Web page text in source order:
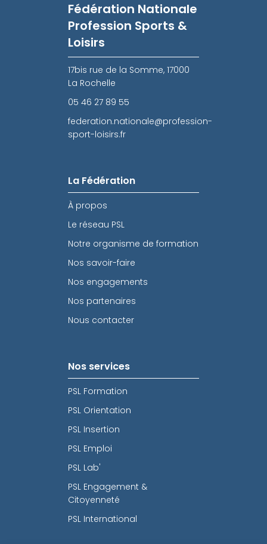
Fédération Nationale
Profession Sports &
Loisirs
17bis rue de la Somme, 17000
La Rochelle
05 46 27 89 55
federation.nationale@profession-
sport-loisirs.fr
La Fédération
À propos
Le réseau PSL
Notre organisme de formation
Nos savoir-faire
Nos engagements
Nos partenaires
Nous contacter
Nos services
PSL Formation
PSL Orientation
PSL Insertion
PSL Emploi
PSL Lab'
PSL Engagement &
Citoyenneté
PSL International